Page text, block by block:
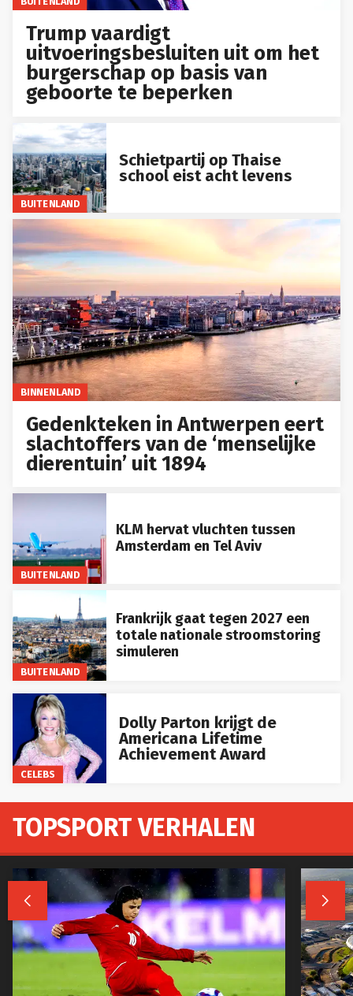
Trump vaardigt
uitvoeringsbesluiten uit om het
burgerschap op basis van
geboorte te beperken
BUITENLAND
Schietpartij op Thaise
school eist acht levens
BINNENLAND
Gedenkteken in Antwerpen eert
slachtoffers van de ‘menselijke
dierentuin’ uit 1894
BUITENLAND
KLM hervat vluchten tussen
Amsterdam en Tel Aviv
BUITENLAND
Frankrijk gaat tegen 2027 een
totale nationale stroomstoring
simuleren
CELEBS
Dolly Parton krijgt de
Americana Lifetime
Achievement Award
TOPSPORT VERHALEN
 